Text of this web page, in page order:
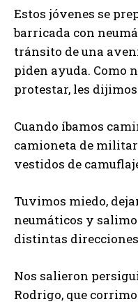
Estos jóvenes se
barricada con
tránsito de una
piden ayuda. Como
protestar, les dijimos
Cuando íbamos
camioneta de
vestidos de
Tuvimos miedo,
neumáticos y
distintas
Nos salieron
Rodrigo, que